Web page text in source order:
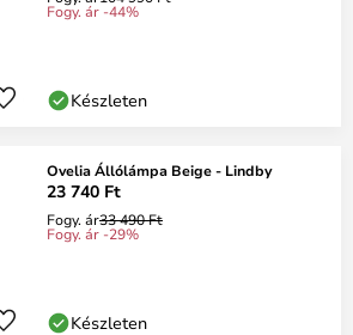
Fogy. ár -44%
Készleten
Ovelia Állólámpa Beige - Lindby
23 740 Ft
Fogy. ár33 490 Ft
Fogy. ár -29%
Készleten